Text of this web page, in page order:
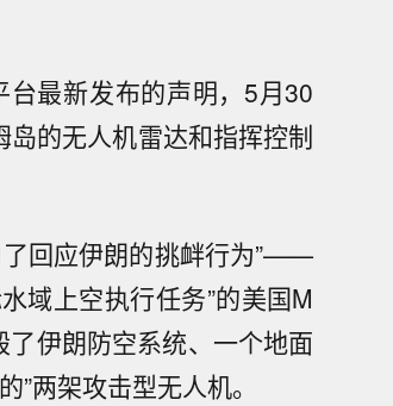
最新发布的声明，5月30
的无人机雷达和指挥控制
了回应伊朗的挑衅行为”——
域上空执行任务”的美国M
伊朗防空系统、一个地面
两架攻击型无人机。